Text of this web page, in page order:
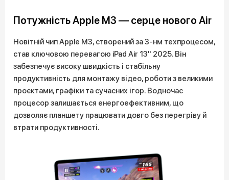
Потужність Apple M3 — серце нового Air
Новітній чип Apple M3, створений за 3-нм техпроцесом,
став ключовою перевагою iPad Air 13" 2025. Він
забезпечує високу швидкість і стабільну
продуктивність для монтажу відео, роботи з великими
проєктами, графіки та сучасних ігор. Водночас
процесор залишається енергоефективним, що
дозволяє планшету працювати довго без перегріву й
втрати продуктивності.